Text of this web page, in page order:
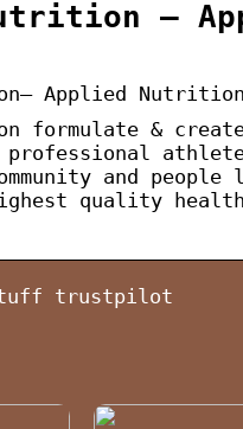
–
Applied
formulate &
professional
and
quality
stuff trustpilot